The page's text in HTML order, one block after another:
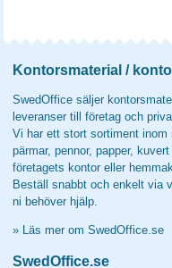
Kontorsmaterial /
SwedOffice säljer
leveranser till företag och
Vi har ett stort sortiment
pärmar, pennor, papper,
företagets kontor eller
Beställ snabbt och enkelt via
ni behöver hjälp.
» Läs mer om SwedOffice.se
SwedOffice.se